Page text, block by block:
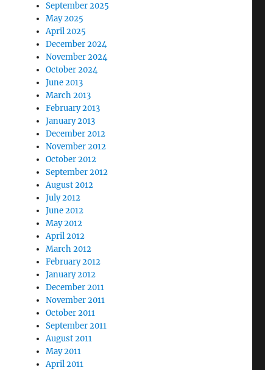
September 2025
May 2025
April 2025
December 2024
November 2024
October 2024
June 2013
March 2013
February 2013
January 2013
December 2012
November 2012
October 2012
September 2012
August 2012
July 2012
June 2012
May 2012
April 2012
March 2012
February 2012
January 2012
December 2011
November 2011
October 2011
September 2011
August 2011
May 2011
April 2011